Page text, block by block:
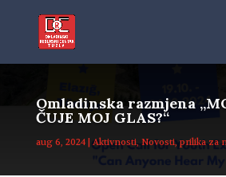
Omladinska razmjena
ČUJE MOJ GLAS?“
aug 6, 2024| Aktivnosti, Novosti,prilika za